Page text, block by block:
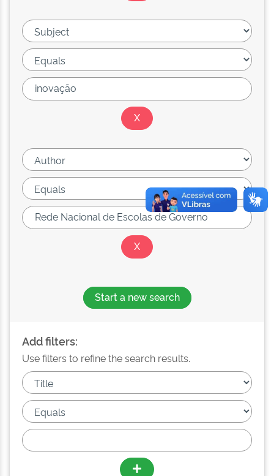
Start a new search
Add filters:
Use filters to refine the search results.